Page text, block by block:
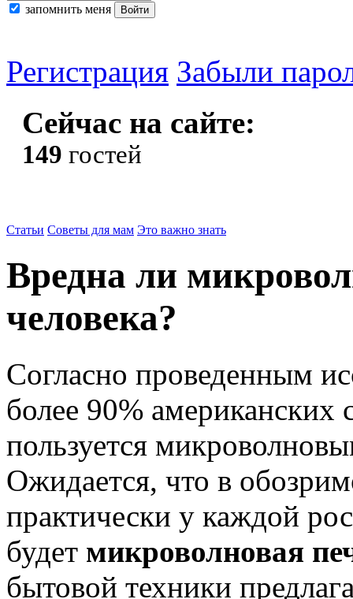
запомнить меня
Регистрация Забыли
Сейчас на сайте:
149 гостей
Статьи Советы для мам Это важно знать
Вредна ли
человека?
Согласно проведенным
более 90% американских
пользуется
Ожидается, что в
практически у каждой
будет микроволновая
бытовой техники